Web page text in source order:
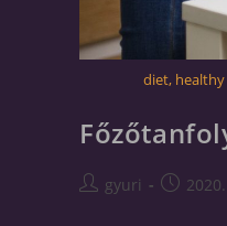
diet,
gyuri